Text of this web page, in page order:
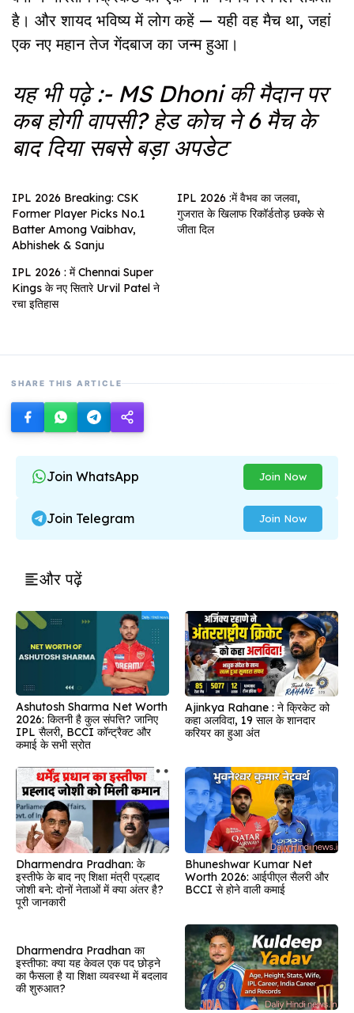
है। और शायद भविष्य में लोग कहें — यही वह मैच था, जहां
एक नए महान तेज गेंदबाज का जन्म हुआ।
यह भी पढ़े :- MS Dhoni की मैदान पर
कब होगी वापसी? हेड कोच ने 6 मैच के
बाद दिया सबसे बड़ा अपडेट
IPL 2026 Breaking: CSK
Former Player Picks No.1
Batter Among Vaibhav,
Abhishek & Sanju
IPL 2026 :में वैभव का जलवा,
गुजरात के खिलाफ रिकॉर्डतोड़ छक्के से
जीता दिल
IPL 2026 : में Chennai Super
Kings के नए सितारे Urvil Patel ने
रचा इतिहास
SHARE THIS ARTICLE
Join WhatsApp Join Now
Join Telegram Join Now
और पढ़ें
Ashutosh Sharma Net Worth
2026: कितनी है कुल संपत्ति? जानिए
IPL सैलरी, BCCI कॉन्ट्रैक्ट और
कमाई के सभी स्रोत
Ajinkya Rahane : ने क्रिकेट को
कहा अलविदा, 19 साल के शानदार
करियर का हुआ अंत
Dharmendra Pradhan: के
इस्तीफे के बाद नए शिक्षा मंत्री प्रल्हाद
जोशी बने: दोनों नेताओं में क्या अंतर है?
पूरी जानकारी
Bhuneshwar Kumar Net
Worth 2026: आईपीएल सैलरी और
BCCI से होने वाली कमाई
Dharmendra Pradhan का
इस्तीफा: क्या यह केवल एक पद छोड़ने
का फैसला है या शिक्षा व्यवस्था में बदलाव
की शुरुआत?